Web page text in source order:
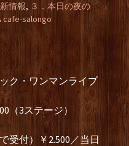
情報, ３．本日の夜の
cafe-salongo
ク・ワンマンライブ
（3ステージ）
受付）￥2.500／当日